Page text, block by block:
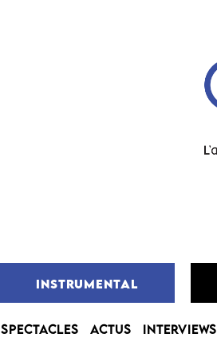
INSTRUMENTAL
SPECTACLES ACTUS INTERVIEWS